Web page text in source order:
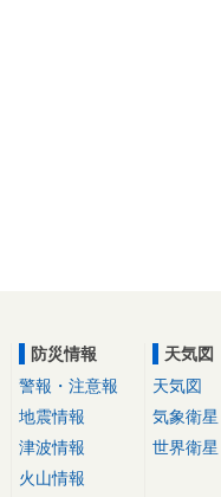
防災情報
警報・注意報
地震情報
津波情報
火山情報
天気図
天気図
気象衛星
世界衛星